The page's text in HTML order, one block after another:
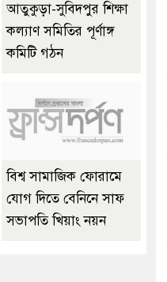
আতুকুড়া-সুবিদপুর শিক্ষা
কল্যাণ সমিতির পূর্ণাঙ্গ
কমিটি গঠন
বিশ্ব সামাজিক ফোরামে
যোগ দিতে বেনিনে সাফ
সভাপতি খিয়াং নয়ন